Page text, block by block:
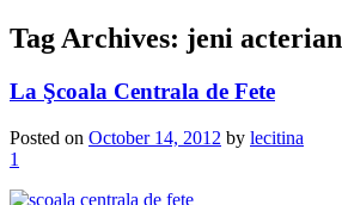
Tag Archives: jeni acterian
La Şcoala Centrala de Fete
Posted on October 14, 2012 by lecitina
1